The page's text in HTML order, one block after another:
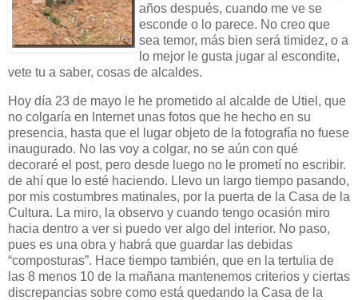
años después, cuando me ve se
esconde o lo parece. No creo que
sea temor, más bien será timidez, o a
lo mejor le gusta jugar al escondite,
vete tu a saber, cosas de alcaldes.
Hoy día 23 de mayo le he prometido al alcalde de Utiel, que
no colgaría en Internet unas fotos que he hecho en su
presencia, hasta que el lugar objeto de la fotografía no fuese
inaugurado. No las voy a colgar, no se aún con qué
decoraré el post, pero desde luego no le prometí no escribir.
de ahí que lo esté haciendo. Llevo un largo tiempo pasando,
por mis costumbres matinales, por la puerta de la Casa de la
Cultura. La miro, la observo y cuando tengo ocasión miro
hacia dentro a ver si puedo ver algo del interior. No paso,
pues es una obra y habrá que guardar las debidas
“composturas”. Hace tiempo también, que en la tertulia de
las 8 menos 10 de la mañana mantenemos criterios y ciertas
discrepancias sobre como está quedando la Casa de la